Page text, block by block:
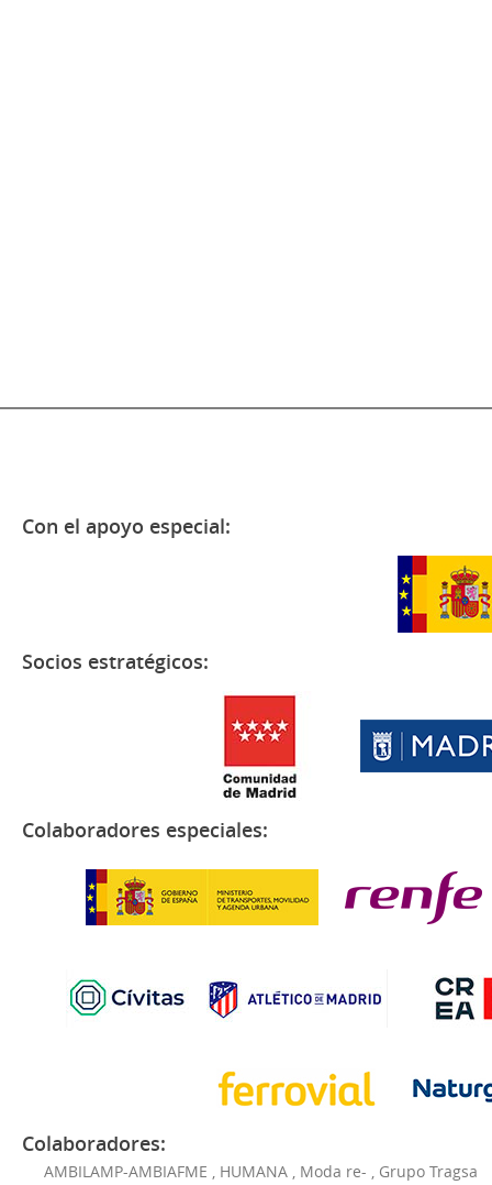
Con el apoyo especial:
Socios estratégicos:
Colaboradores especiales:
Colaboradores:
AMBILAMP-AMBIAFME , HUMANA , Moda re- , Grupo Tragsa